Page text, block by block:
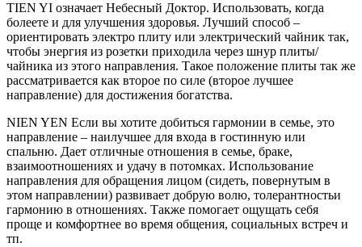
TIEN YI означает Небесный Доктор. Использовать, когда
болеете и для улучшения здоровья. Лучший способ –
ориентировать электро плиту или электрический чайник так,
чтобы энергия из розетки приходила через шнур плиты/
чайника из этого направления. Такое положение плиты так же
рассматривается как второе по силе (второе лучшее
направление) для достижения богатства.
NIEN YEN Если вы хотите добиться гармонии в семье, это
направление – наилучшее для входа в гостинную или
спальню. Дает отличные отношения в семье, браке,
взаимоотношениях и удачу в потомках. Использование
направления для обращения лицом (сидеть, повернутым в
этом направлении) развивает добрую волю, толерантностьи
гармонию в отношениях. Также помогает ощущать себя
проще и комфортнее во время общения, социальных встреч и
тп.